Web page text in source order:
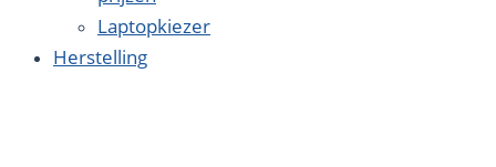
Laptopkiezer
Herstelling